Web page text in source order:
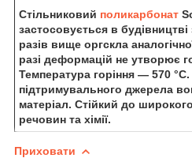
Стільниковий поликарбонат
застосовується в
разів вище оргскла
разі деформацій не утворює
Температура горіння — 570
підтримувального джерела
матеріал. Стійкий до
речовин та хімії.
Приховати